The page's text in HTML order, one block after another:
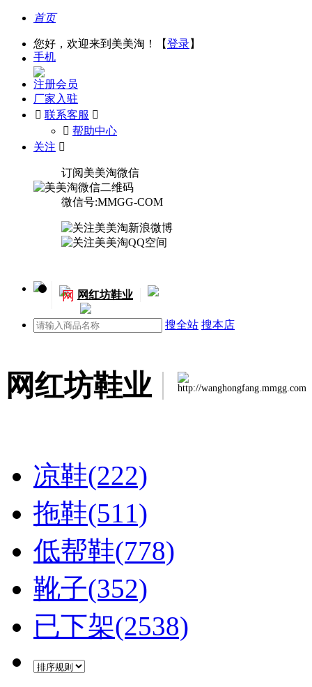
首页
您好，欢迎来到美美淘！【登录】
手机
注册会员
厂家入驻
 联系客服 
󰅃 帮助中心
关注 
订阅美美淘微信
微信号:MMGG-COM
网 网红坊鞋业
搜全站 搜本店
网红坊鞋业 http://wanghongfang.mmgg.com
凉鞋(222)
拖鞋(511)
低帮鞋(778)
靴子(352)
已下架(2538)